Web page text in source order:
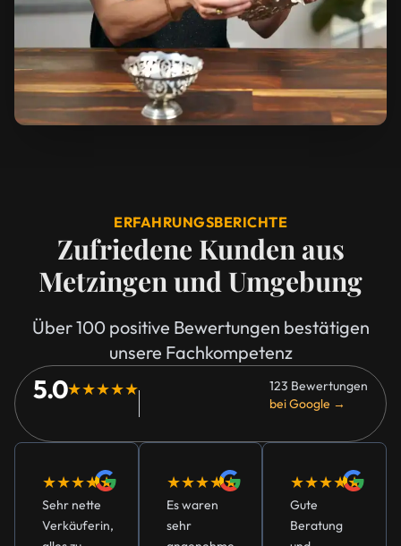
ERFAHRUNGSBERICHTE
Zufriedene Kunden aus
Metzingen und Umgebung
Über 100 positive Bewertungen bestätigen
unsere Fachkompetenz
5.0★★★★★
123 Bewertungen
bei Google →
★★★★★
Sehr nette
Verkäuferin,
★★★★★
Es waren
sehr
★★★★★
Gute
Beratung